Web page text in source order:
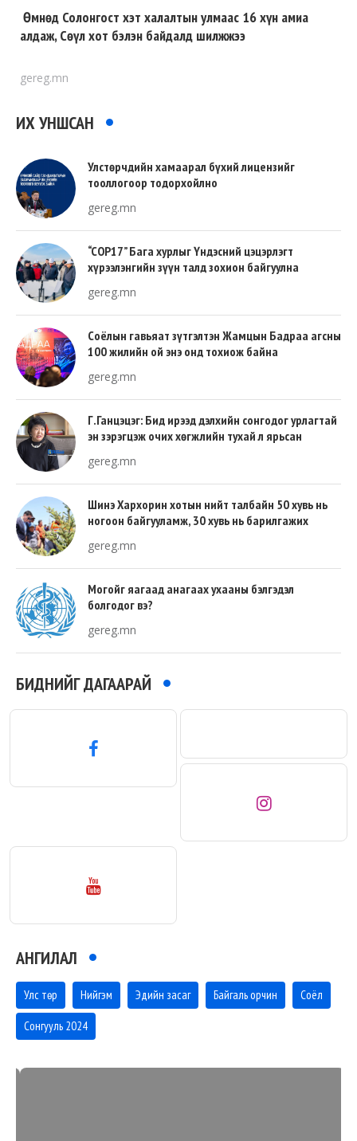
Өмнөд Солонгост хэт халалтын улмаас 16 хүн амиа
алдаж, Сөүл хот бэлэн байдалд шилжжээ
gereg.mn
ИХ УНШСАН
Улстөрчдийн хамаарал бүхий лицензийг
тооллогоор тодорхойлно
gereg.mn
“COP17” Бага хурлыг Үндэсний цэцэрлэгт
хүрээлэнгийн зүүн талд зохион байгуулна
gereg.mn
Соёлын гавьяат зүтгэлтэн Жамцын Бадраа агсны
100 жилийн ой энэ онд тохиож байна
gereg.mn
Г.Ганцэцэг: Бид ирээд дэлхийн сонгодог урлагтай
эн зэрэгцэж очих хөгжлийн тухай л ярьсан
gereg.mn
Шинэ Хархорин хотын нийт талбайн 50 хувь нь
ногоон байгууламж, 30 хувь нь барилгажих
gereg.mn
Могойг яагаад анагаах ухааны бэлгэдэл
болгодог вэ?
gereg.mn
БИДНИЙГ ДАГААРАЙ
АНГИЛАЛ
Улс төр Нийгэм Эдийн засаг Байгаль орчин Соёл
Сонгууль 2024